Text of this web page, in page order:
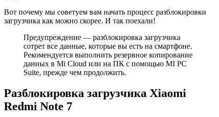
Вот почему мы советуем вам начать процесс разблокировки
загрузчика как можно скорее. И так поехали!
Предупреждение — разблокировка загрузчика
сотрет все данные, которые вы есть на смартфоне.
Рекомендуется выполнить резервное копирование
данных в Mi Cloud или на ПК с помощью MI PC
Suite, прежде чем продолжить.
Разблокировка загрузчика Xiaomi
Redmi Note 7